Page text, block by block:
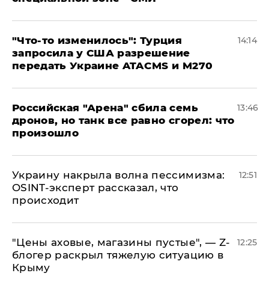
​"Что-то изменилось": Турция
запросила у США разрешение
передать Украине ATACMS и M270
14:14
​Российская "Арена" сбила семь
дронов, но танк все равно сгорел: что
произошло
13:46
​Украину накрыла волна пессимизма:
OSINT-эксперт рассказал, что
происходит
12:51
​"Цены аховые, магазины пустые", — Z-
блогер раскрыл тяжелую ситуацию в
Крыму
12:25